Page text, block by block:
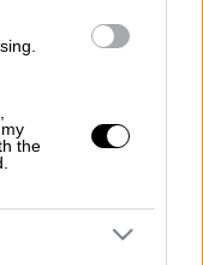
the
έρχεται να
να